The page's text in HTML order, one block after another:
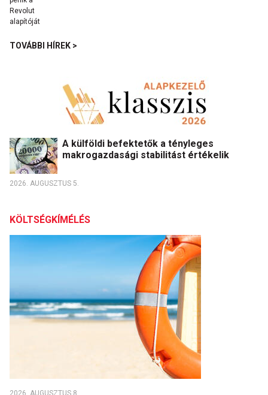
TOVÁBBI HÍREK >
A külföldi befektetők a tényleges
makrogazdasági stabilitást értékelik
2026. AUGUSZTUS 5.
KÖLTSÉGKÍMÉLÉS
2026. AUGUSZTUS 8.